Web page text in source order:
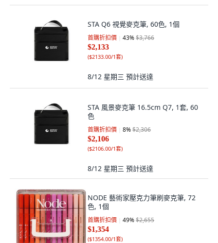
STA Q6 視覺麥克筆, 60色, 1個
首購折扣價 43%$3,766
$2,133
($2133.00/1套)
8/12 星期三 預計送達
STA 風景麥克筆 16.5cm Q7, 1套, 60
色
首購折扣價 8%$2,306
$2,106
($2106.00/1套)
8/12 星期三 預計送達
NODE 藝術家壓克力筆刷麥克筆, 72
色, 1個
首購折扣價 49%$2,655
$1,354
($1354.00/1套)